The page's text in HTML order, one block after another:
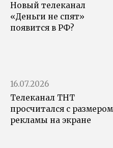
Новый телеканал
«Деньги не спят»
появится в РФ?
16.07.2026
Телеканал ТНТ
просчитался с размером
рекламы на экране